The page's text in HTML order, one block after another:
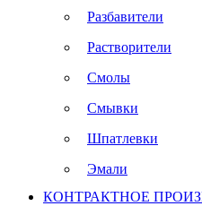
Разбавители
Растворители
Смолы
Смывки
Шпатлевки
Эмали
КОНТРАКТНОЕ